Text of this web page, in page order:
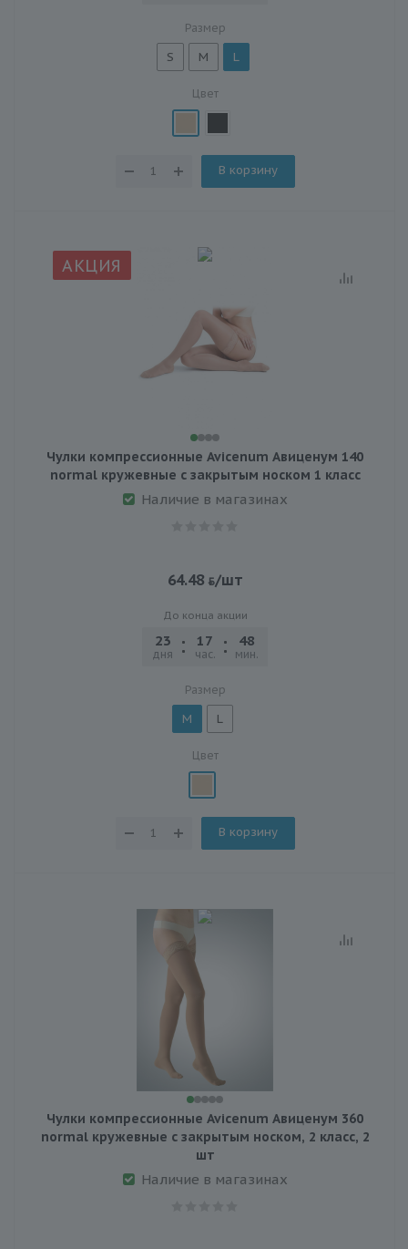
Размер
S M L
Цвет
В корзину
АКЦИЯ
Чулки компрессионные Avicenum Авиценум 140
normal кружевные с закрытым носком 1 класс
Наличие в магазинах
64.48 /шт
До конца акции
23
дня
17
час.
48
мин.
Размер
M L
Цвет
В корзину
Чулки компрессионные Avicenum Авиценум 360
normal кружевные с закрытым носком, 2 класс, 2
шт
Наличие в магазинах